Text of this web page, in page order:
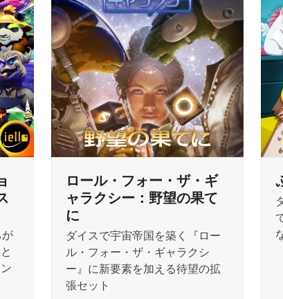
ロール・フォー・ザ・ギ
ャラクシー：野望の果て
に
ダイスで宇宙帝国を築く『ロー
ル・フォー・ザ・ギャラクシ
ー』に新要素を加える待望の拡
張セット